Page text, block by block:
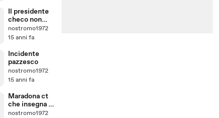
Il presidente
checo non
resiste alla
tentazione
nostromo1972
15 anni fa
Incidente
pazzesco
nostromo1972
15 anni fa
Maradona ct
che insegna le
punizioni
nostromo1972